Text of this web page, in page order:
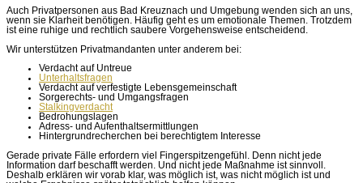
Auch Privatpersonen aus Bad Kreuznach und Umgebung wenden sich an uns,
wenn sie Klarheit benötigen. Häufig geht es um emotionale Themen. Trotzdem
ist eine ruhige und rechtlich saubere Vorgehensweise entscheidend.
Wir unterstützen Privatmandanten unter anderem bei:
Verdacht auf Untreue
Unterhaltsfragen
Verdacht auf verfestigte Lebensgemeinschaft
Sorgerechts- und Umgangsfragen
Stalkingverdacht
Bedrohungslagen
Adress- und Aufenthaltsermittlungen
Hintergrundrecherchen bei berechtigtem Interesse
Gerade private Fälle erfordern viel Fingerspitzengefühl. Denn nicht jede
Information darf beschafft werden. Und nicht jede Maßnahme ist sinnvoll.
Deshalb erklären wir vorab klar, was möglich ist, was nicht möglich ist und